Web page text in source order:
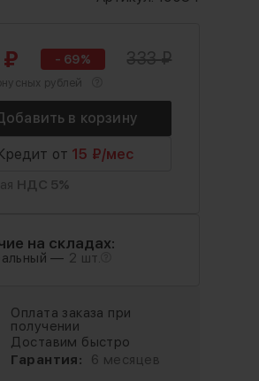
₽ - 69% 333₽
рублей
от 15 ₽/мес
НДС 5%
на складах:
— 2 шт.
Оплата заказа при
получении
Доставим быстро
Гарантия:
6 месяцев